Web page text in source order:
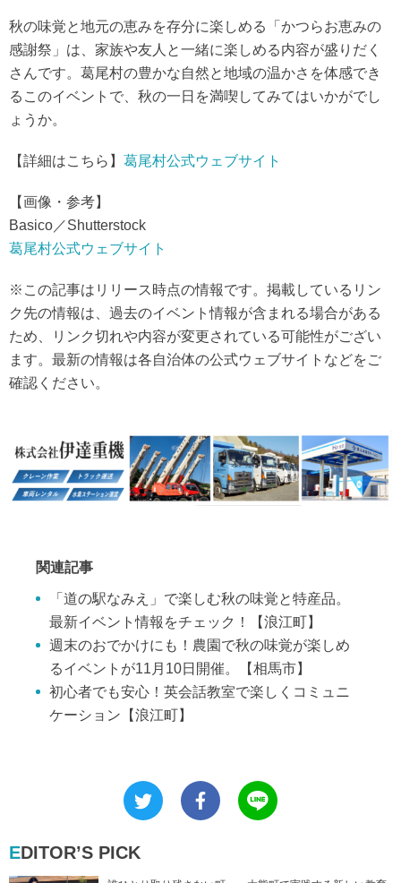
秋の味覚と地元の恵みを存分に楽しめる「かつらお恵みの
感謝祭」は、家族や友人と一緒に楽しめる内容が盛りだく
さんです。葛尾村の豊かな自然と地域の温かさを体感でき
るこのイベントで、秋の一日を満喫してみてはいかがでし
ょうか。
【詳細はこちら】 葛尾村公式ウェブサイト
【画像・参考】
Basico／Shutterstock
葛尾村公式ウェブサイト
※この記事はリリース時点の情報です。掲載しているリン
ク先の情報は、過去のイベント情報が含まれる場合がある
ため、リンク切れや内容が変更されている可能性がござい
ます。最新の情報は各自治体の公式ウェブサイトなどをご
確認ください。
関連記事
「道の駅なみえ」で楽しむ秋の味覚と特産品。
最新イベント情報をチェック！【浪江町】
週末のおでかけにも！農園で秋の味覚が楽しめ
るイベントが11月10日開催。【相馬市】
初心者でも安心！英会話教室で楽しくコミュニ
ケーション【浪江町】
EDITOR’S PICK